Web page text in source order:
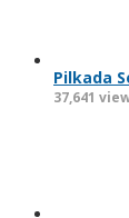
Pilkada
37,641